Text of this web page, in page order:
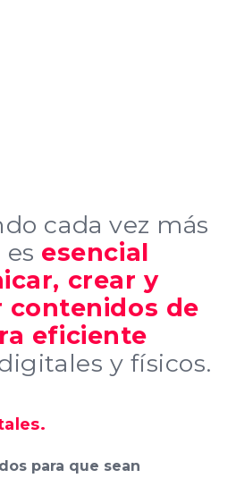
cada vez más
esencial
crear y
contenidos de
eficiente
y físicos.
para que sean